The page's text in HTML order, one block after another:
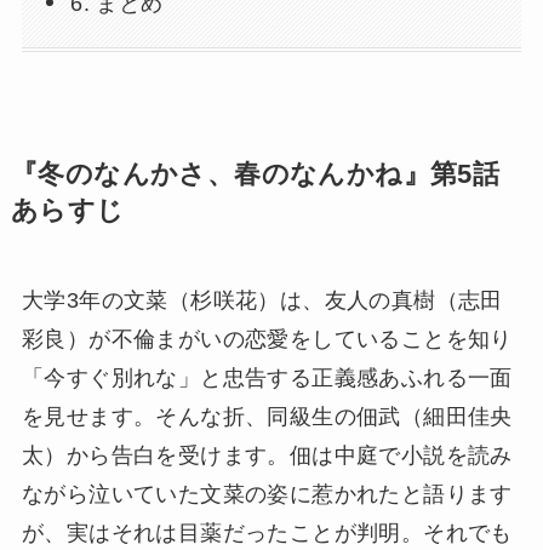
『冬のなんかさ、春のなんかね』第5話
あらすじ
大学3年の文菜（杉咲花）は、友人の真樹（志田
彩良）が不倫まがいの恋愛をしていることを知り
「今すぐ別れな」と忠告する正義感あふれる一面
を見せます。そんな折、同級生の佃武（細田佳央
太）から告白を受けます。佃は中庭で小説を読み
ながら泣いていた文菜の姿に惹かれたと語ります
が、実はそれは目薬だったことが判明。それでも